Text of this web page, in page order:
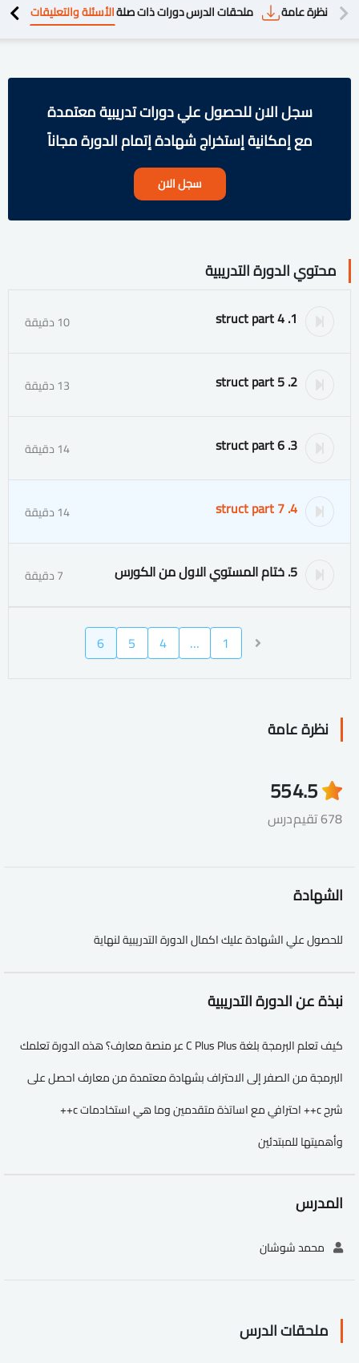
نظرة عامة ملحقات الدرسدورات ذات صلةالأسئلة والتعليقات
سجل الان للحصول علي دورات تدريبية معتمدة
مع إمكانية إستخراج شهادة إتمام الدورة مجاناً
سجل الان
محتوي الدورة التدريبية
1. struct part 4 10 دقيقة
2. struct part 5 13 دقيقة
3. struct part 6 14 دقيقة
4. struct part 7 14 دقيقة
5. ختام المستوي الاول من الكورس 7 دقيقة
1
…
4
5
6
نظرة عامة
4.5
678 تقيم
55
درس
الشهادة
للحصول علي الشهادة عليك اكمال الدورة التدريبية لنهاية
نبذة عن الدورة التدريبية
كيف تعلم البرمجة بلغة C Plus Plus عر منصة معارف؟ هذه الدورة تعلمك
البرمجة من الصفر إلى الاحتراف بشهادة معتمدة من معارف احصل على
شرح c++ احترافي مع اساتذة متقدمين وما هي استخادمات c++
وأهميتها للمبتدئين
المدرس
محمد شوشان
ملحقات الدرس